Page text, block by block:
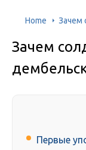
Home Зачем
Зачем
Первые